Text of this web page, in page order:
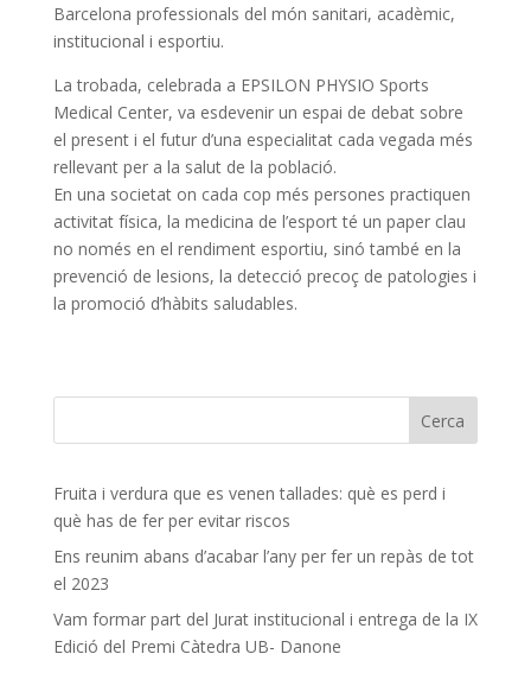
Barcelona professionals del món sanitari, acadèmic,
institucional i esportiu.
La trobada, celebrada a EPSILON PHYSIO Sports
Medical Center, va esdevenir un espai de debat sobre
el present i el futur d’una especialitat cada vegada més
rellevant per a la salut de la població.
En una societat on cada cop més persones practiquen
activitat física, la medicina de l’esport té un paper clau
no només en el rendiment esportiu, sinó també en la
prevenció de lesions, la detecció precoç de patologies i
la promoció d’hàbits saludables.
Fruita i verdura que es venen tallades: què es perd i
què has de fer per evitar riscos
Ens reunim abans d’acabar l’any per fer un repàs de tot
el 2023
Vam formar part del Jurat institucional i entrega de la IX
Edició del Premi Càtedra UB- Danone